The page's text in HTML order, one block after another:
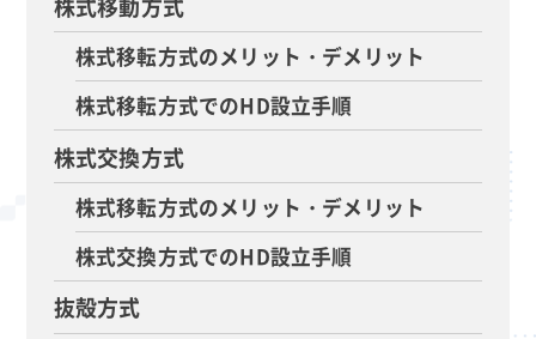
株式移転方式のメリット・デメリット
株式移転方式でのHD設立手順
株式交換方式
株式移転方式のメリット・デメリット
株式交換方式でのHD設立手順
抜殻方式